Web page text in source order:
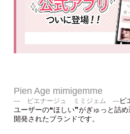
Pien Age mimigemme
― ピエナージュ ミミジェム ―ピ
ユーザーの❝ほしい❞がぎゅっと詰
開発されたブランドです。